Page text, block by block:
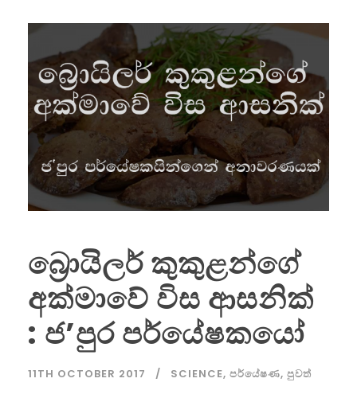
බ්‍රොයිලර් කුකුළන්ගේ
අක්මාවේ විස ආසනික්
: ජ’පුර පර්යේෂකයෝ
11TH OCTOBER 2017 SCIENCE, පර්යේෂණ, පුවත්